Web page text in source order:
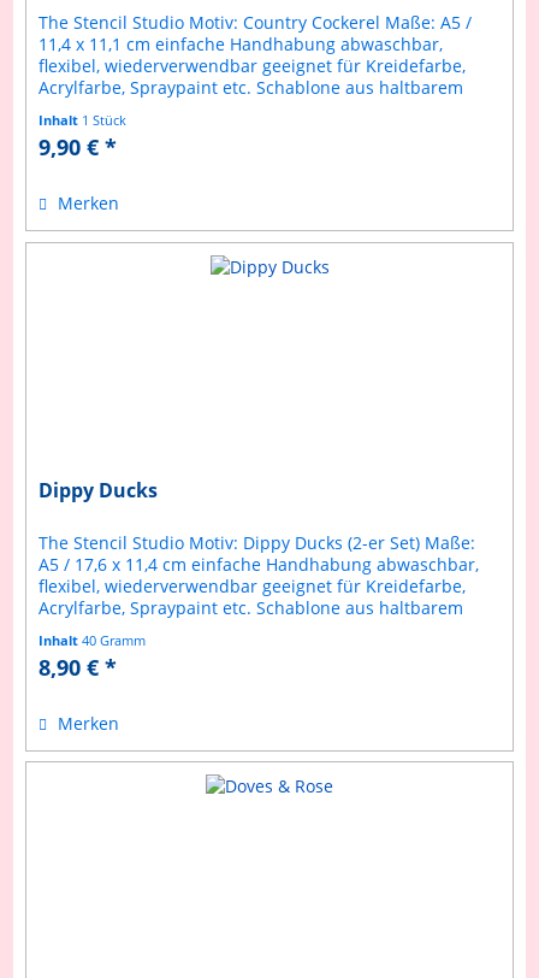
The Stencil Studio Motiv: Country Cockerel Maße: A5 /
11,4 x 11,1 cm einfache Handhabung abwaschbar,
flexibel, wiederverwendbar geeignet für Kreidefarbe,
Acrylfarbe, Spraypaint etc. Schablone aus haltbarem
Inhalt 1 Stück
9,90 € *
Merken
Dippy Ducks
The Stencil Studio Motiv: Dippy Ducks (2-er Set) Maße:
A5 / 17,6 x 11,4 cm einfache Handhabung abwaschbar,
flexibel, wiederverwendbar geeignet für Kreidefarbe,
Acrylfarbe, Spraypaint etc. Schablone aus haltbarem
Inhalt40 Gramm
8,90 € *
Merken